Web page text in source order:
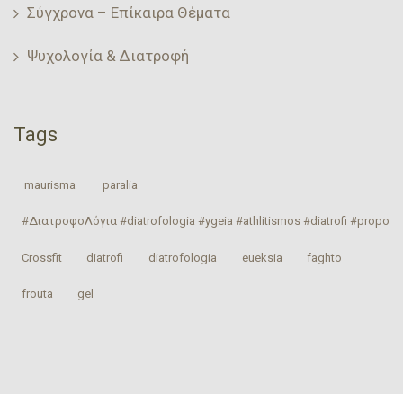
Σύγχρονα – Επίκαιρα Θέματα
Ψυχολογία & Διατροφή
Tags
‎ maurisma‬ ‎ paralia‬
#ΔιατροφοΛόγια #diatrofologia #ygeia #athlitismos #diatrofi
Crossfit ‎diatrofi‬ ‎diatrofologia‬ ‎eueksia‬ faghto
‎frouta gel